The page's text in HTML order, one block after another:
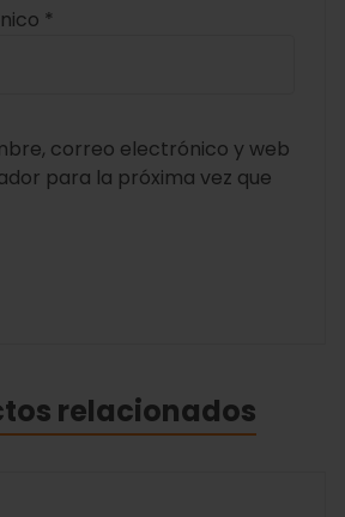
*
correo electrónico y web
para la próxima vez que
relacionados